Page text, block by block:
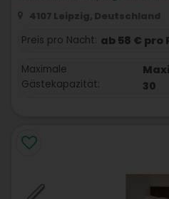
4107 Leipzig, Deutschland
Preis pro Nacht: ab 58 € pro
Maximale
Gästekapazität:
30